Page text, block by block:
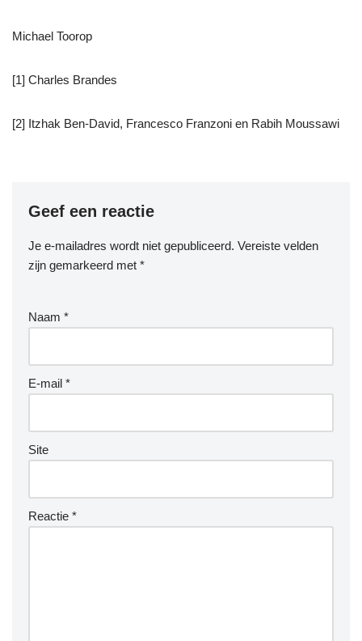
Michael Toorop
[1] Charles Brandes
[2] Itzhak Ben-David, Francesco Franzoni en Rabih Moussawi
Geef een reactie
Je e-mailadres wordt niet gepubliceerd. Vereiste velden
zijn gemarkeerd met *
Naam *
E-mail *
Site
Reactie *